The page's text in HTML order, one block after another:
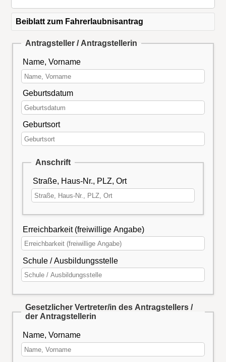
Beiblatt zum Fahrerlaubnisantrag
Antragsteller / Antragstellerin
Name, Vorname
Geburtsdatum
Geburtsort
Anschrift
Straße, Haus-Nr., PLZ, Ort
Erreichbarkeit (freiwillige Angabe)
Schule / Ausbildungsstelle
Gesetzlicher Vertreter/in des Antragstellers /
der Antragstellerin
Name, Vorname